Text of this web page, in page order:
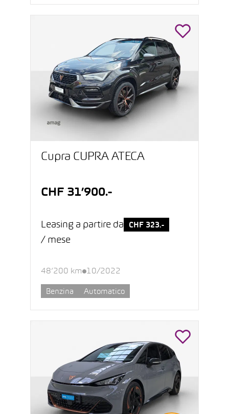
Cupra CUPRA ATECA
CHF 31’900.-
Leasing a partire da CHF 323.-
/ mese
48’200 km 10/2022
Benzina Automatico